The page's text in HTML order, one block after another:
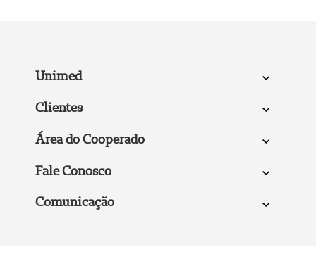
Unimed
Clientes
Área do Cooperado
Fale Conosco
Comunicação